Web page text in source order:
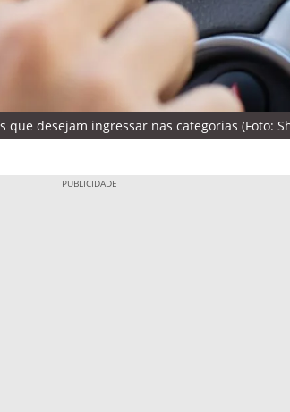
desejam ingressar nas categorias (Foto: